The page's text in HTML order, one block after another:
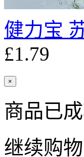
健力宝
£1.79
×
商品已
继续购物